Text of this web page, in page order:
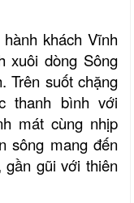
khách Vĩnh
xuôi dòng Sông
Trên suốt chặng
thanh bình với
mát cùng nhịp
sông mang đến
gũi với thiên